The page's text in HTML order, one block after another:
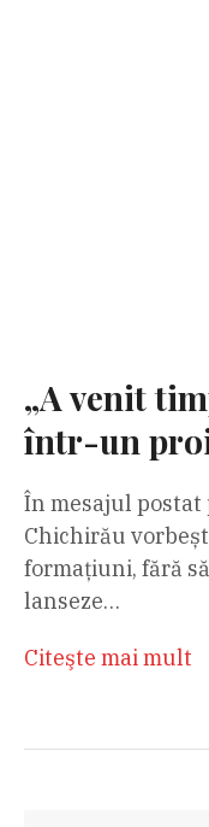
„A venit
într-un
În mesajul postat
Chichirău
formațiuni, fără
lanseze…
Citeşte mai mult